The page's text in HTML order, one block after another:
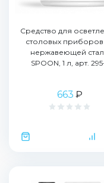
Средство для
столовых приборов
нержавеющей
SPOON, 1 л, арт.
663 ₽